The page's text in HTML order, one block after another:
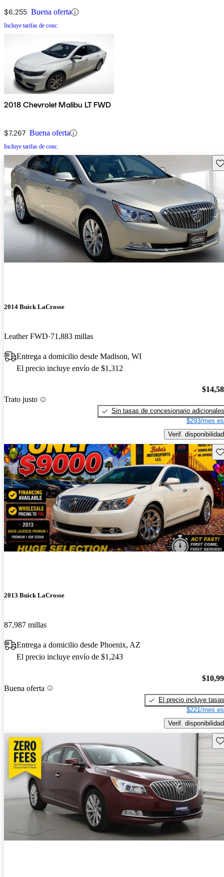
$6,255 Buena oferta
Incluye tarifas de conc.
2018 Chevrolet Malibu LT FWD
$7,267 Buena oferta
Incluye tarifas de conc.
2014 Buick LaCrosse
Leather FWD 71,883 millas
Entrega a domicilio desde Madison, WI
El precio incluye envío de $1,312
Trato justo
Sin tasas de concesionario adicionales
$293/mes
Verif. disponibilidad
2013 Buick LaCrosse
87,987 millas
Entrega a domicilio desde Phoenix, AZ
El precio incluye envío de $1,243
Buena oferta
El precio incluye tasas
$221/mes
Verif. disponibilidad